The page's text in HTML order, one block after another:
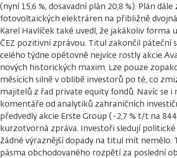
(nyní 15,6 %, dosavadní plán 20,8 %). Plán
fotovoltaických elektráren na přibližně
Karel Havlíček také uvedl, že jakákoliv forma
ČEZ pozitivní zprávou. Titul zakončil páteční
celého týdne opětovně nejvíce rostly akcie
nových historických maxim. Lze pouze
měsících silně v oblibě investorů po té, co
majitelů z řad private equity fondů. Navíc se
komentáře od analytiků zahraničních
předvedly akcie Erste Group (-2,7 % t/t na
kurzotvorná zpráva. Investoři sledují
žádné výraznější dopady na titul mít
pásma obchodovaného rozpětí za poslední